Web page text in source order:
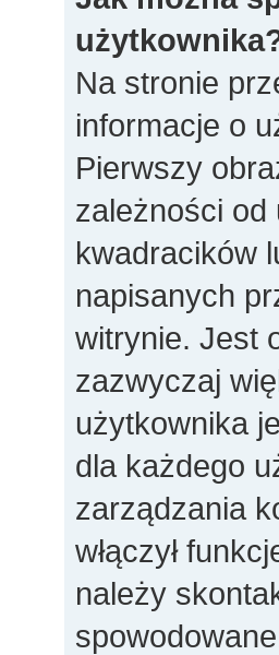
Na stronie
informacje o
Pierwszy
zależności od
kwadracików
napisanych
witrynie. Jest
zazwyczaj
użytkownika
dla każdego
zarządzania
włączył
należy